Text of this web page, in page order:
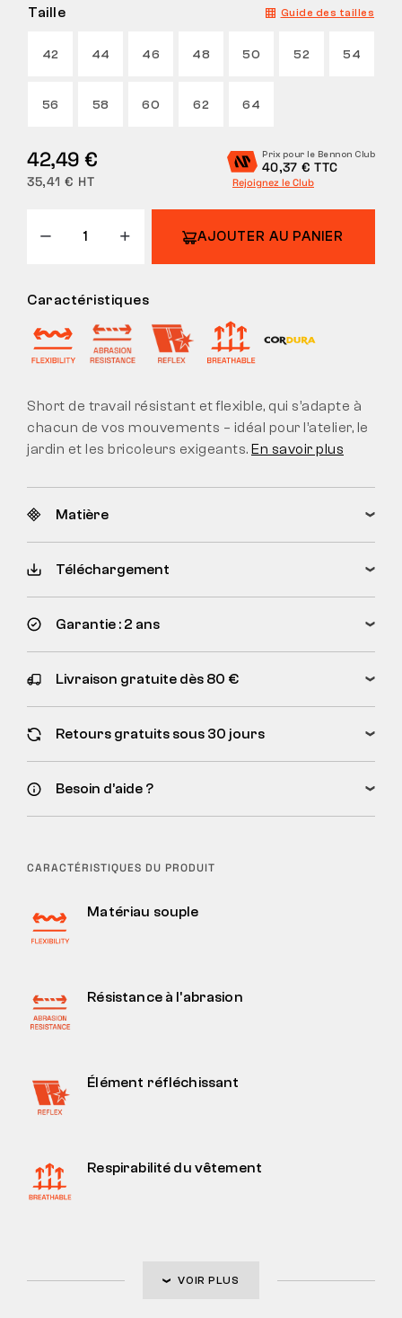
Taille Guide des tailles
42 44 46 48 50 52 54
56 58 60 62 64
42,49 €
35,41 € HT
Prix pour le Bennon Club
40,37 € TTC
Rejoignez le Club
AJOUTER AU PANIER
Caractéristiques
Short de travail résistant et flexible, qui s’adapte à
chacun de vos mouvements – idéal pour l’atelier, le
jardin et les bricoleurs exigeants. En savoir plus
Matière
Téléchargement
Garantie : 2 ans
Livraison gratuite dès 80 €
Retours gratuits sous 30 jours
Besoin d’aide ?
CARACTÉRISTIQUES DU PRODUIT
Matériau souple
Résistance à l'abrasion
Élément réfléchissant
Respirabilité du vêtement
VOIR PLUS